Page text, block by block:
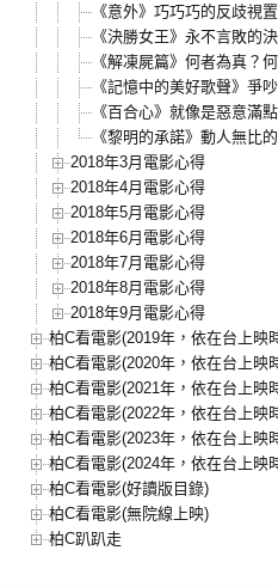
《意外》巧巧巧的反歧視
《決勝女王》永不言敗的
《解凍屍篇》何者為真？
《記憶中的美好歌聲》爭
《百合心》就像是惡意滿
《黎明的承諾》動人無比
2018年3月電影心得
2018年4月電影心得
2018年5月電影心得
2018年6月電影心得
2018年7月電影心得
2018年8月電影心得
2018年9月電影心得
柏C看電影(2019年，依在台上映
柏C看電影(2020年，依在台上映
柏C看電影(2021年，依在台上映
柏C看電影(2022年，依在台上映
柏C看電影(2023年，依在台上映
柏C看電影(2024年，依在台上映
柏C看電影(好讀版目錄)
柏C看電影(無院線上映)
柏C趴趴走